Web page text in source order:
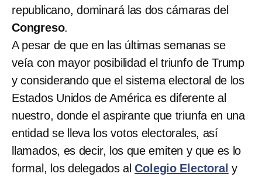
republicano, dominará las dos cámaras del
Congreso.
A pesar de que en las últimas semanas se
veía con mayor posibilidad el triunfo de Trump
y considerando que el sistema electoral de los
Estados Unidos de América es diferente al
nuestro, donde el aspirante que triunfa en una
entidad se lleva los votos electorales, así
llamados, es decir, los que emiten y que es lo
formal, los delegados alColegio Electoral y